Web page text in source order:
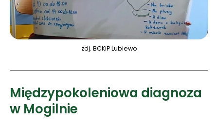
zdj. BCKiP Lubiewo
Międzypokoleniowa diagnoza
w Mogilnie